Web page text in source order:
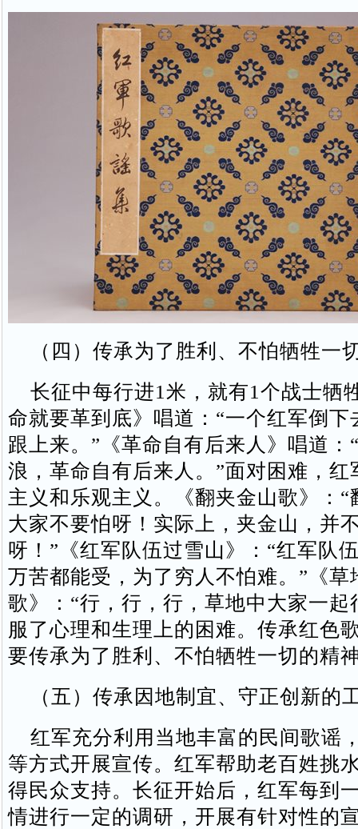
（四）传承为了胜利、不怕牺牲一
长征中每行进1米，就有1个战士牺
命就要革到底》唱道：“一个红军倒下
跟上来。”《革命自有后来人》唱道：
浪，革命自有后来人。”面对困难，红
主义和乐观主义。《翻夹金山歌》：“
大家不要怕呀！实际上，夹金山，并
呀！”《红军队伍过雪山》：“红军队
万苦都能受，为了穷人不怕难。”《草
歌》：“行，行，行，草地中大家一起
服了心理和生理上的困难。传承红色
要传承为了胜利、不怕牺牲一切的精
（五）传承因地制宜、守正创新的
红军充分利用当地丰富的民间歌谣
等方式开展宣传。红军帮助老百姓挑
得民众支持。长征开始后，红军每到
情进行一定的调研，开展有针对性的